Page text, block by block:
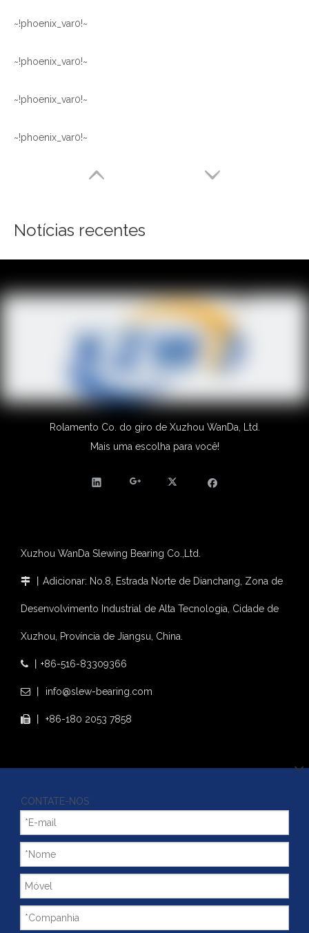
~!phoenix_var0!~
~!phoenix_var0!~
~!phoenix_var0!~
~!phoenix_var0!~
Notícias recentes
Rolamento Co. do giro de Xuzhou WanDa, Ltd.
Mais uma escolha para você!
Xuzhou WanDa Slewing Bearing Co.,Ltd.
 丨Adicionar: No.8, Estrada Norte de Dianchang, Zona de
Desenvolvimento Industrial de Alta Tecnologia, Cidade de
Xuzhou, Província de Jiangsu, China.
 丨+86-516-83309366
 丨 info@slew-bearing.com
 丨 +86-180 2053 7858
CONTATE-NOS